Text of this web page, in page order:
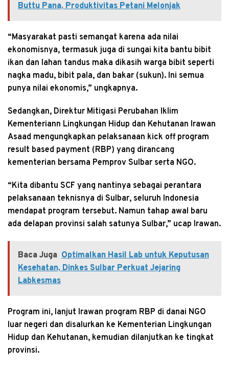
Buttu Pana, Produktivitas Petani Melonjak
“Masyarakat pasti semangat karena ada nilai
ekonomisnya, termasuk juga di sungai kita bantu bibit
ikan dan lahan tandus maka dikasih warga bibit seperti
nagka madu, bibit pala, dan bakar (sukun). Ini semua
punya nilai ekonomis,” ungkapnya.
Sedangkan, Direktur Mitigasi Perubahan Iklim
Kementeriann Lingkungan Hidup dan Kehutanan Irawan
Asaad mengungkapkan pelaksanaan kick off program
result based payment (RBP) yang dirancang
kementerian bersama Pemprov Sulbar serta NGO.
“Kita dibantu SCF yang nantinya sebagai perantara
pelaksanaan teknisnya di Sulbar, seluruh Indonesia
mendapat program tersebut. Namun tahap awal baru
ada delapan provinsi salah satunya Sulbar,” ucap Irawan.
Baca Juga Optimalkan Hasil Lab untuk Keputusan
Kesehatan, Dinkes Sulbar Perkuat Jejaring
Labkesmas
Program ini, lanjut Irawan program RBP di danai NGO
luar negeri dan disalurkan ke Kementerian Lingkungan
Hidup dan Kehutanan, kemudian dilanjutkan ke tingkat
provinsi.